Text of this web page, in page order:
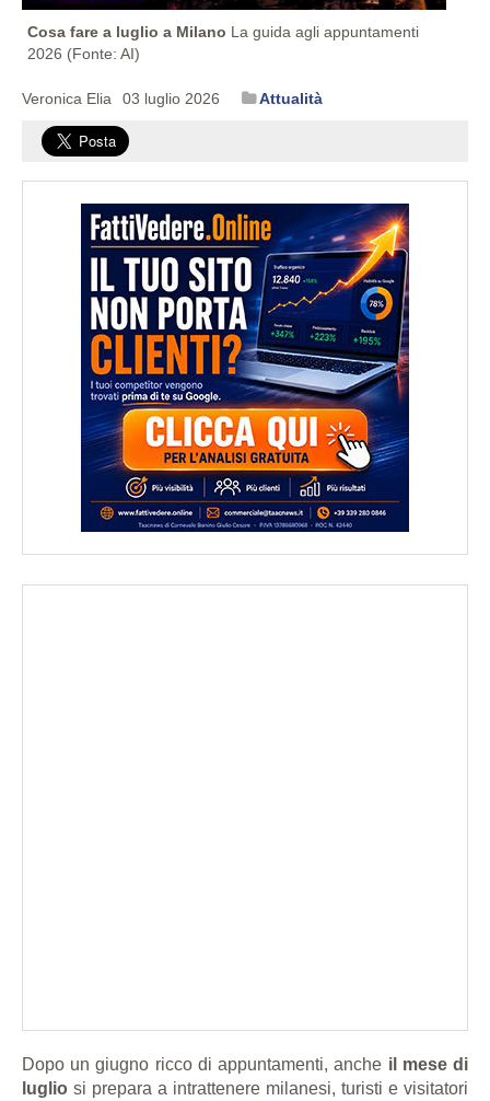
Cosa fare a luglio a Milano La guida agli appuntamenti
2026 (Fonte: AI)
Veronica Elia 03 luglio 2026 Attualità
Dopo un giugno ricco di appuntamenti, anche il mese di
luglio si prepara a intrattenere milanesi, turisti e visitatori